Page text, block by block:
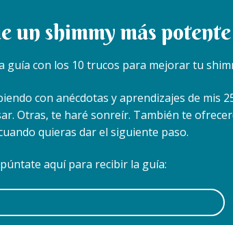
un shimmy más potente
guía con los 10 trucos para mejorar tu
con anécdotas y aprendizajes de mis
Otras, te haré sonreír. También te
quieras dar el siguiente paso.
aquí para recibir la guía: